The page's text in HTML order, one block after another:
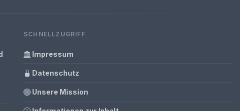
SCHNELLZUGRIFF
Impressum
Datenschutz
Unsere Mission